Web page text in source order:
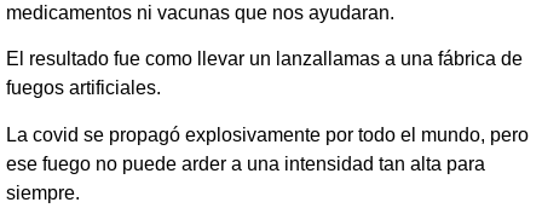
medicamentos ni vacunas que nos ayudaran.
El resultado fue como llevar un lanzallamas a una fábrica de
fuegos artificiales.
La covid se propagó explosivamente por todo el mundo, pero
ese fuego no puede arder a una intensidad tan alta para
siempre.